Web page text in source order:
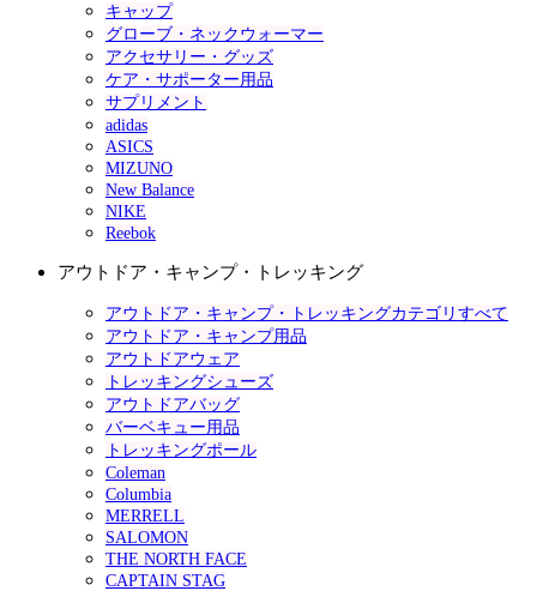
キャップ
グローブ・ネックウォーマー
アクセサリー・グッズ
ケア・サポーター用品
サプリメント
adidas
ASICS
MIZUNO
New Balance
NIKE
Reebok
アウトドア・キャンプ・トレッキング
アウトドア・キャンプ・トレッキングカテゴリすべて
アウトドア・キャンプ用品
アウトドアウェア
トレッキングシューズ
アウトドアバッグ
バーベキュー用品
トレッキングポール
Coleman
Columbia
MERRELL
SALOMON
THE NORTH FACE
CAPTAIN STAG